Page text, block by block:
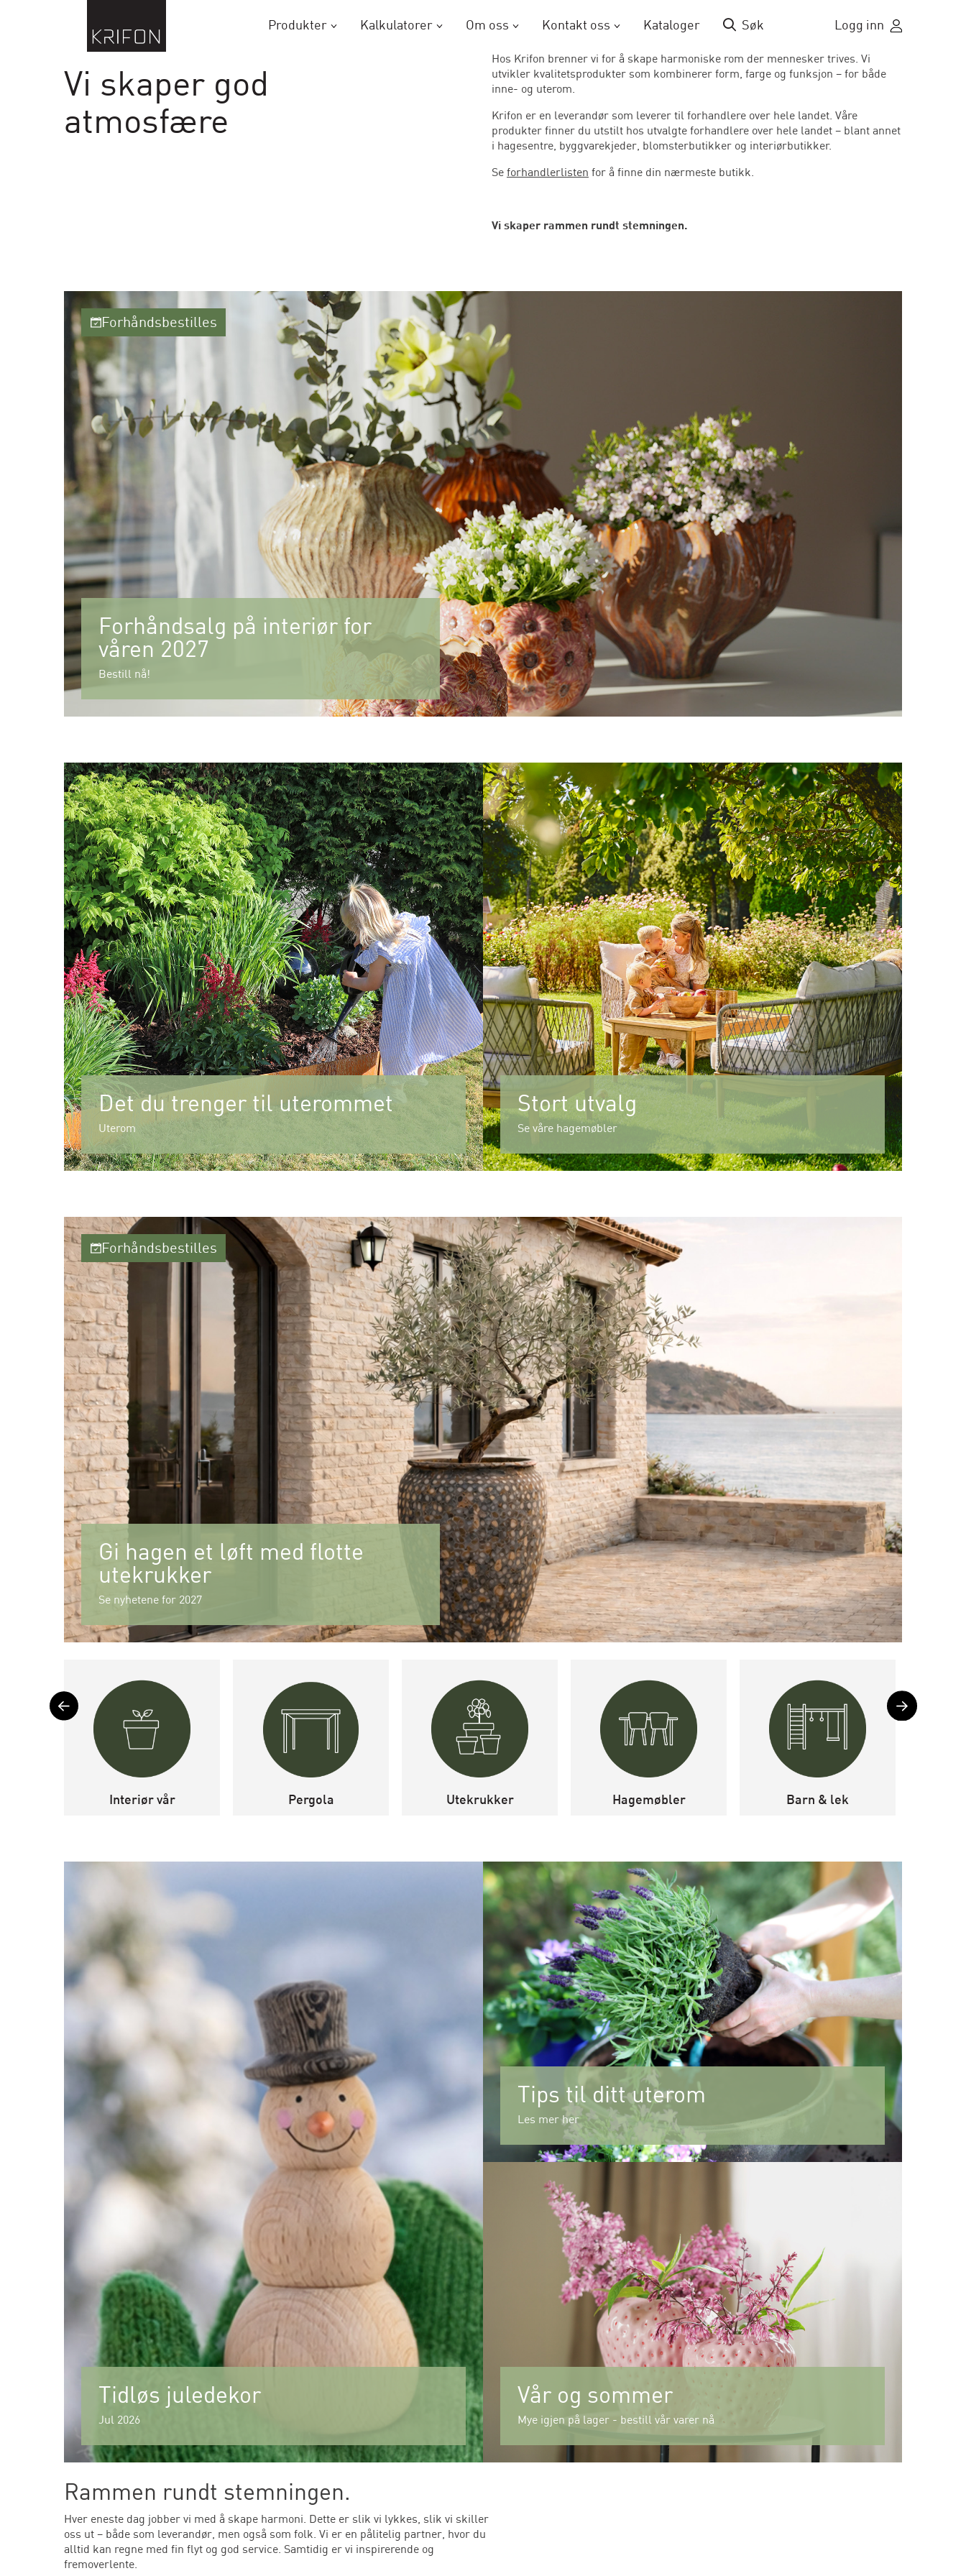
Produkter Kalkulatorer Om oss Kontakt oss Kataloger Søk Logg inn
Vi skaper god
atmosfære
Hos Krifon brenner vi for å skape harmoniske rom der mennesker trives. Vi
utvikler kvalitetsprodukter som kombinerer form, farge og funksjon – for både
inne- og uterom.
Krifon er en leverandør som leverer til forhandlere over hele landet. Våre
produkter finner du utstilt hos utvalgte forhandlere over hele landet – blant annet
i hagesentre, byggvarekjeder, blomsterbutikker og interiørbutikker.
Se forhandlerlisten for å finne din nærmeste butikk.
Vi skaper rammen rundt stemningen.
Forhåndsbestilles
Forhåndsalg på interiør for
våren 2027
Bestill nå!
Det du trenger til uterommet
Uterom
Stort utvalg
Se våre hagemøbler
Forhåndsbestilles
Gi hagen et løft med flotte
utekrukker
Se nyhetene for 2027
Interiør vår Pergola Utekrukker Hagemøbler Barn & lek
Tidløs juledekor
Jul 2026
Tips til ditt uterom
Les mer her
Vår og sommer
Mye igjen på lager - bestill vår varer nå
Rammen rundt stemningen.
Hver eneste dag jobber vi med å skape harmoni. Dette er slik vi lykkes, slik vi skiller
oss ut – både som leverandør, men også som folk. Vi er en pålitelig partner, hvor du
alltid kan regne med fin flyt og god service. Samtidig er vi inspirerende og
fremoverlente.